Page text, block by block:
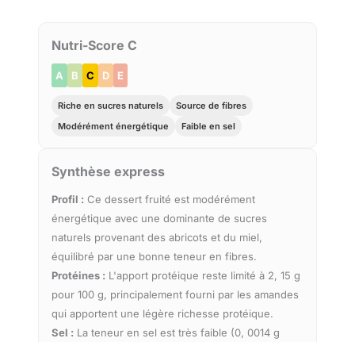
Nutri-Score C
A B C D E
Riche en sucres naturels
Source de fibres
Modérément énergétique
Faible en sel
Synthèse express
Profil : Ce dessert fruité est modérément
énergétique avec une dominante de sucres
naturels provenant des abricots et du miel,
équilibré par une bonne teneur en fibres.
Protéines : L'apport protéique reste limité à 2, 15 g
pour 100 g, principalement fourni par les amandes
qui apportent une légère richesse protéique.
Sel : La teneur en sel est très faible (0, 0014 g